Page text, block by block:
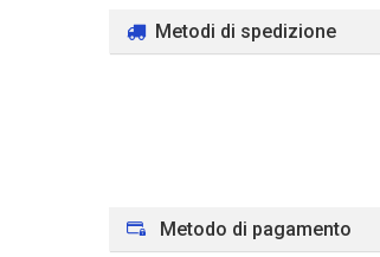
Metodi di spedizione
Metodo di pagamento